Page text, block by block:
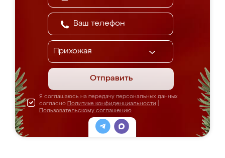
Отправить
Я соглашаюсь на передачу персональных данных
согласно Политике конфиденциальности
Пользовательскому соглашению